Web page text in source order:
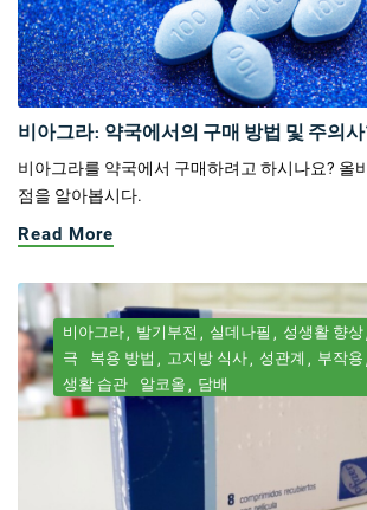
비아그라: 약국에서의 구매 방법 및 주의
비아그라를 약국에서 구매하려고 하시나요? 올
점을 알아봅시다.
Read More
비아그라 발기부전 실데나필 성생활 향상
극
복용 방법 고지방 식사 성관계 부작용
생활 습관
알코올 담배